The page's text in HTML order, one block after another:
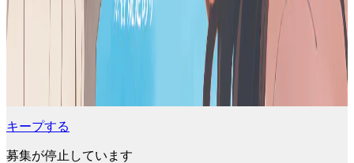
キープする
募集が停止しています